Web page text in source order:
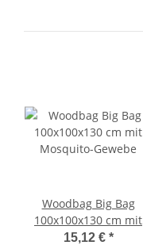
Woodbag Big Bag
100x100x130 cm mit
Mosquito-Gewebe
15,12 € *